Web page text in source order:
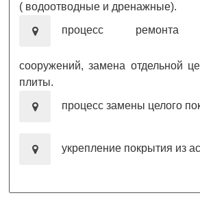
( водоотводные и дренажные).
процесс ремонта
сооружений, замена отдельной
плиты.
процесс замены целого
укрепление покрытия из